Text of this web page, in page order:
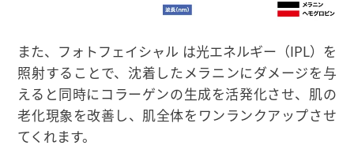
また、フォトフェイシャル は光エネルギー（IPL）を
照射することで、沈着したメラニンにダメージを与
えると同時にコラーゲンの生成を活発化させ、肌の
老化現象を改善し、肌全体をワンランクアップさせ
てくれます。